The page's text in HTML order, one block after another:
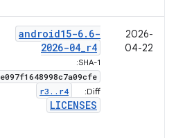
2026-
04-22
android15-6. 6-
2026-04_r4
SHA-1:
e097f1648998c7a09cfe
Diff:
r3 . . r4
LICENSES